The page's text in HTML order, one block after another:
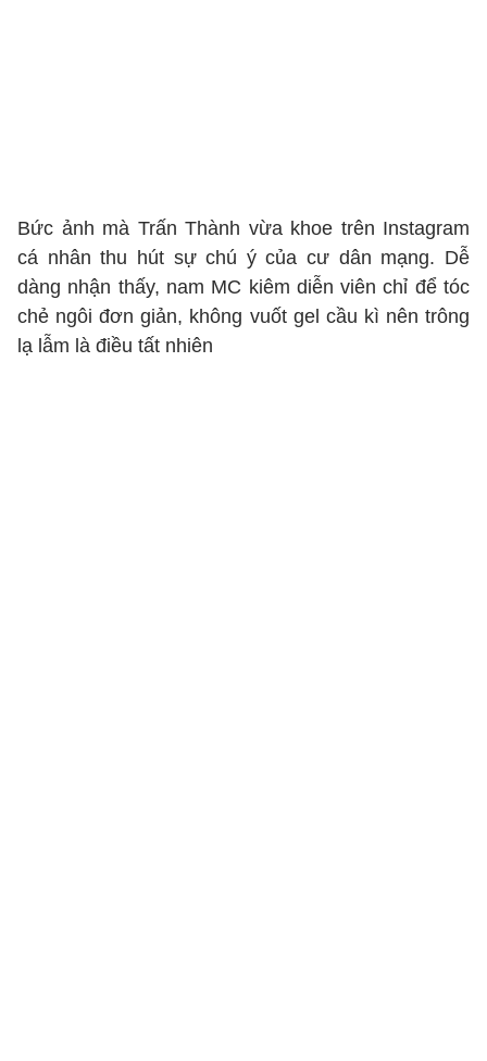
Bức ảnh mà Trấn Thành vừa khoe trên Instagram
cá nhân thu hút sự chú ý của cư dân mạng. Dễ
dàng nhận thấy, nam MC kiêm diễn viên chỉ để tóc
chẻ ngôi đơn giản, không vuốt gel cầu kì nên trông
lạ lẫm là điều tất nhiên